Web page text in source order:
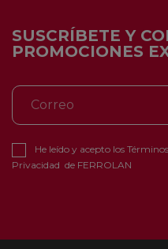
SUSCRÍBETE Y
PROMOCIONES
He leído y acepto los
Privacidad de FERROLAN